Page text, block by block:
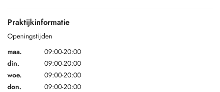
Praktijkinformatie
Openingstijden
maa.
09:00-20:00
din.
09:00-20:00
woe.
09:00-20:00
don.
09:00-20:00